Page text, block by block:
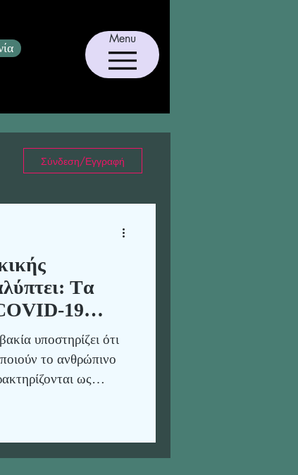
Menu
Σύνδεση/Εγγραφή
Tα
19
υποστηρίζει ότι
το ανθρώπινο
ως